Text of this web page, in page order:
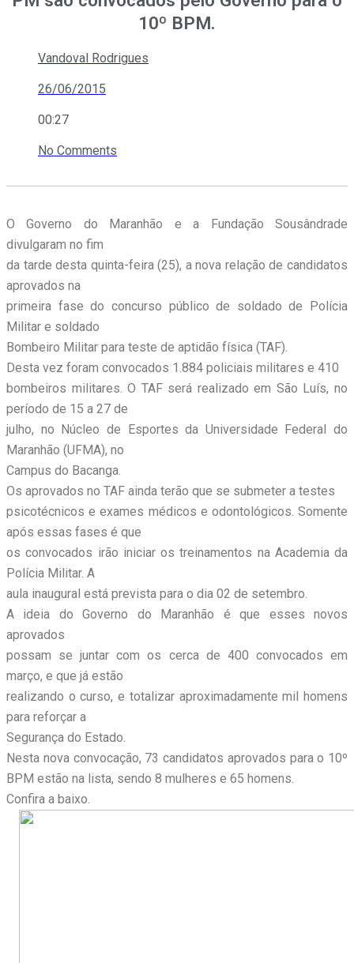
10º BPM.
Vandoval Rodrigues
26/06/2015
00:27
No Comments
O Governo do Maranhão e a Fundação Sousândrade
divulgaram no fim
da tarde desta quinta-feira (25), a nova relação de candidatos
aprovados na
primeira fase do concurso público de soldado de Polícia
Militar e soldado
Bombeiro Militar para teste de aptidão física (TAF).
Desta vez foram convocados 1.884 policiais militares e 410
bombeiros militares. O TAF será realizado em São Luís, no
período de 15 a 27 de
julho, no Núcleo de Esportes da Universidade Federal do
Maranhão (UFMA), no
Campus do Bacanga.
Os aprovados no TAF ainda terão que se submeter a testes
psicotécnicos e exames médicos e odontológicos. Somente
após essas fases é que
os convocados irão iniciar os treinamentos na Academia da
Polícia Militar. A
aula inaugural está prevista para o dia 02 de setembro.
A ideia do Governo do Maranhão é que esses novos
aprovados
possam se juntar com os cerca de 400 convocados em
março, e que já estão
realizando o curso, e totalizar aproximadamente mil homens
para reforçar a
Segurança do Estado.
Nesta nova convocação, 73 candidatos aprovados para o 10º
BPM estão na lista, sendo 8 mulheres e 65 homens.
Confira a baixo.